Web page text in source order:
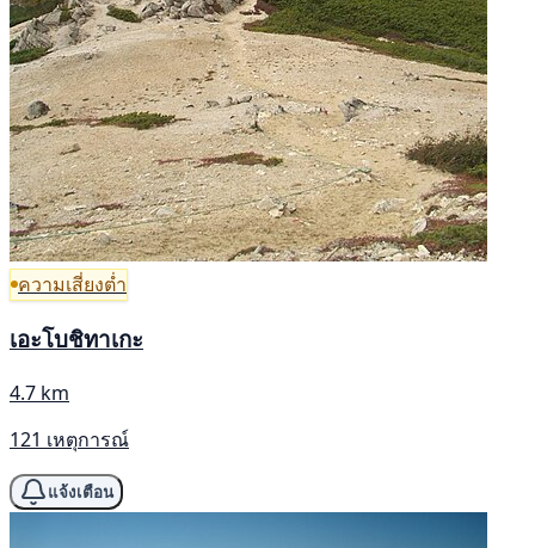
ความเสี่ยงต่ำ
เอะโบชิทาเกะ
4.7 km
121 เหตุการณ์
แจ้งเตือน